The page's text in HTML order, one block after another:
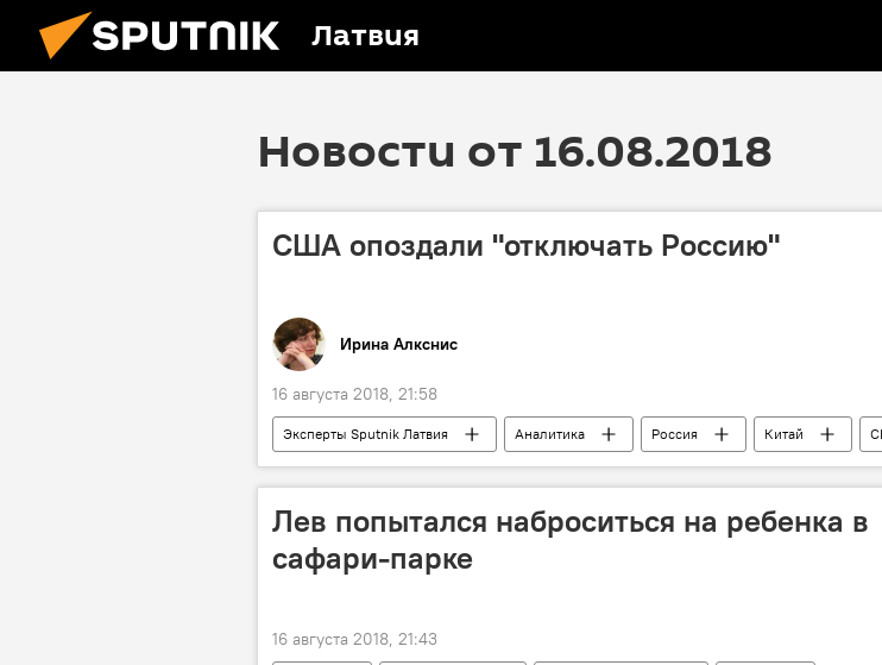
Латвия
Новости от 16.08.2018
США опоздали "отключать Россию"
Ирина Алкснис
16 августа 2018, 21:58
Эксперты Sputnik Латвия Аналитика Россия Китай
Турция
Европа Иран
Лев попытался наброситься на ребенка в
сафари-парке
16 августа 2018, 21:43